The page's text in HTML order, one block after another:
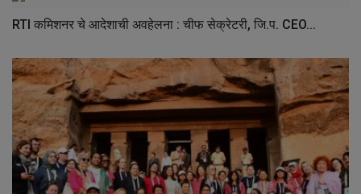
RTI कमिशनर चे आदेशाची अवहेलना : चीफ सेक्रेटरी, जि.प. CEO...